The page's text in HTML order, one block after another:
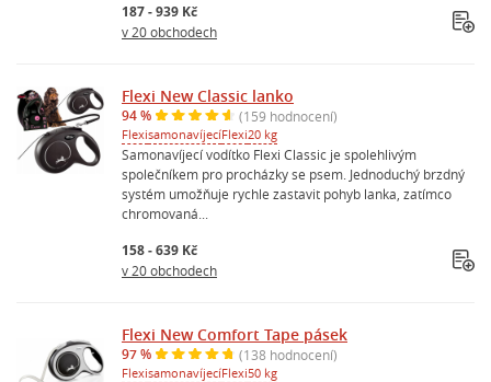
187 - 939 Kč
v 20 obchodech
Flexi New Classic lanko
94 % (159 hodnocení)
FlexisamonavíjecíFlexi20 kg
Samonavíjecí vodítko Flexi Classic je spolehlivým
společníkem pro procházky se psem. Jednoduchý brzdný
systém umožňuje rychle zastavit pohyb lanka, zatímco
chromovaná...
158 - 639 Kč
v 20 obchodech
Flexi New Comfort Tape pásek
97 % (138 hodnocení)
FlexisamonavíjecíFlexi50 kg